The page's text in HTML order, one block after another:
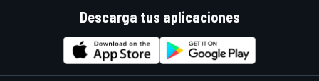
Descarga tus aplicaciones